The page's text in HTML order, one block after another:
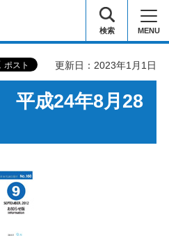
検索 MENU
更新日：2023年1月1日
平成24年8月28